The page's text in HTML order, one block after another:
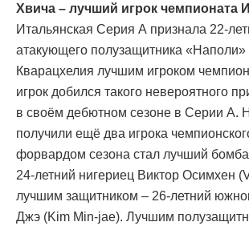
Хвича – лучший игрок чемпионата
Итальянская Серия А признала 22-
атакующего полузащитника «Наполи»
Кварацхелия лучшим игроком
игрок добился такого невероятного
в своём дебютном сезоне в Серии А.
получили ещё два игрока
форвардом сезона стал лучший
24-летний нигериец Виктор Осимхен
лучшим защитником – 26-летний
Джэ (Kim Min-jae). Лучшим